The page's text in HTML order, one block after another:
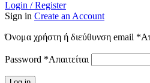
Login / Register
Sign in Create an Account
Όνομα χρήστη ή διεύθυνση email *
Password *Απαιτείται